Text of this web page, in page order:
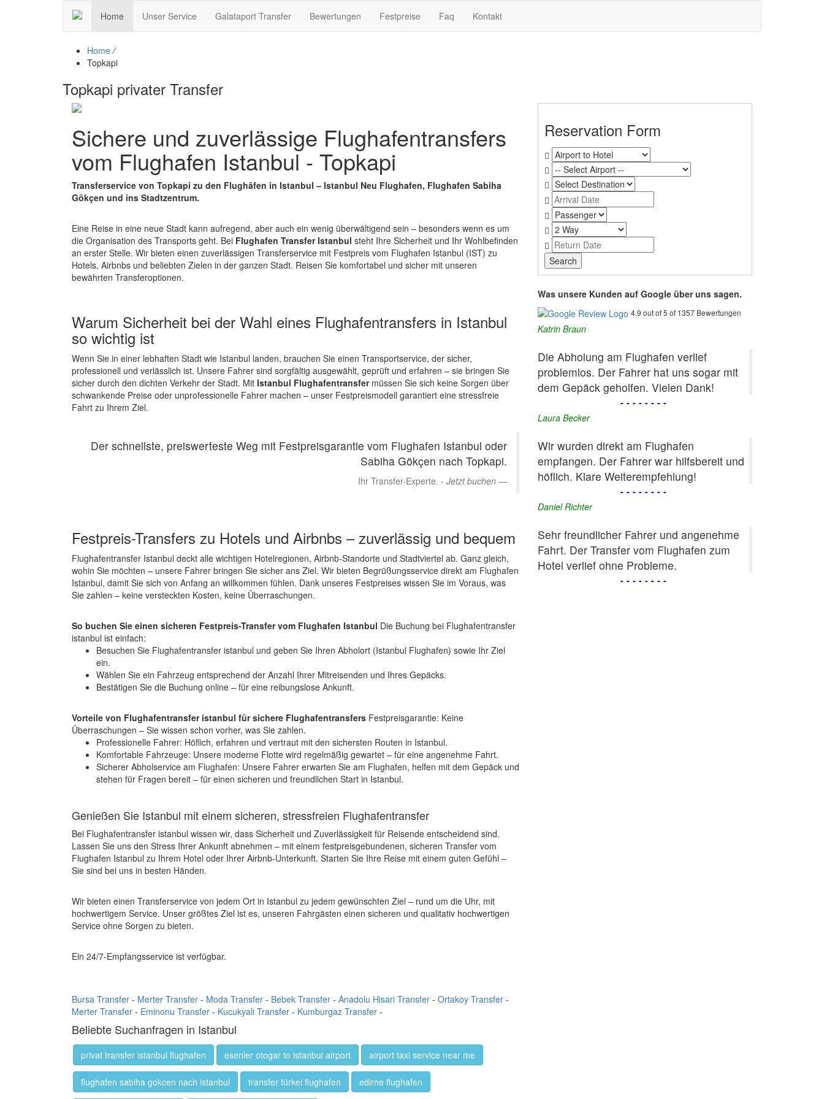
Home Unser Service Galataport Transfer Bewertungen Festpreise Faq Kontakt
Home /
Topkapi
Topkapi privater Transfer
Sichere und zuverlässige Flughafentransfers
vom Flughafen Istanbul - Topkapi
Transferservice von Topkapi zu den Flughäfen in Istanbul – Istanbul Neu Flughafen, Flughafen Sabiha
Gökçen und ins Stadtzentrum.
Eine Reise in eine neue Stadt kann aufregend, aber auch ein wenig überwältigend sein – besonders wenn es um
die Organisation des Transports geht. Bei Flughafen Transfer Istanbul steht Ihre Sicherheit und Ihr Wohlbefinden
an erster Stelle. Wir bieten einen zuverlässigen Transferservice mit Festpreis vom Flughafen Istanbul (IST) zu
Hotels, Airbnbs und beliebten Zielen in der ganzen Stadt. Reisen Sie komfortabel und sicher mit unseren
bewährten Transferoptionen.
Warum Sicherheit bei der Wahl eines Flughafentransfers in Istanbul
so wichtig ist
Wenn Sie in einer lebhaften Stadt wie Istanbul landen, brauchen Sie einen Transportservice, der sicher,
professionell und verlässlich ist. Unsere Fahrer sind sorgfältig ausgewählt, geprüft und erfahren – sie bringen Sie
sicher durch den dichten Verkehr der Stadt. Mit Istanbul Flughafentransfermüssen Sie sich keine Sorgen über
schwankende Preise oder unprofessionelle Fahrer machen – unser Festpreismodell garantiert eine stressfreie
Fahrt zu Ihrem Ziel.
Der schnellste, preiswerteste Weg mit Festpreisgarantie vom Flughafen Istanbul oder
Sabiha Gökçen nach Topkapi.
Ihr Transfer-Experte. - Jetzt buchen
Festpreis-Transfers zu Hotels und Airbnbs – zuverlässig und bequem
Flughafentransfer Istanbul deckt alle wichtigen Hotelregionen, Airbnb-Standorte und Stadtviertel ab. Ganz gleich,
wohin Sie möchten – unsere Fahrer bringen Sie sicher ans Ziel. Wir bieten Begrüßungsservice direkt am Flughafen
Istanbul, damit Sie sich von Anfang an willkommen fühlen. Dank unseres Festpreises wissen Sie im Voraus, was
Sie zahlen – keine versteckten Kosten, keine Überraschungen.
So buchen Sie einen sicheren Festpreis-Transfer vom Flughafen Istanbul Die Buchung bei Flughafentransfer
istanbul ist einfach:
Besuchen Sie Flughafentransfer istanbul und geben Sie Ihren Abholort (Istanbul Flughafen) sowie Ihr Ziel
ein.
Wählen Sie ein Fahrzeug entsprechend der Anzahl Ihrer Mitreisenden und Ihres Gepäcks.
Bestätigen Sie die Buchung online – für eine reibungslose Ankunft.
Vorteile von Flughafentransfer istanbul für sichere Flughafentransfers Festpreisgarantie: Keine
Überraschungen – Sie wissen schon vorher, was Sie zahlen.
Professionelle Fahrer: Höflich, erfahren und vertraut mit den sichersten Routen in Istanbul.
Komfortable Fahrzeuge: Unsere moderne Flotte wird regelmäßig gewartet – für eine angenehme Fahrt.
Sicherer Abholservice am Flughafen: Unsere Fahrer erwarten Sie am Flughafen, helfen mit dem Gepäck und
stehen für Fragen bereit – für einen sicheren und freundlichen Start in Istanbul.
Genießen Sie Istanbul mit einem sicheren, stressfreien Flughafentransfer
Bei Flughafentransfer istanbul wissen wir, dass Sicherheit und Zuverlässigkeit für Reisende entscheidend sind.
Lassen Sie uns den Stress Ihrer Ankunft abnehmen – mit einem festpreisgebundenen, sicheren Transfer vom
Flughafen Istanbul zu Ihrem Hotel oder Ihrer Airbnb-Unterkunft. Starten Sie Ihre Reise mit einem guten Gefühl –
Sie sind bei uns in besten Händen.
Wir bieten einen Transferservice von jedem Ort in Istanbul zu jedem gewünschten Ziel – rund um die Uhr, mit
hochwertigem Service. Unser größtes Ziel ist es, unseren Fahrgästen einen sicheren und qualitativ hochwertigen
Service ohne Sorgen zu bieten.
Ein 24/7-Empfangsservice ist verfügbar.
Bursa Transfer - Merter Transfer - Moda Transfer - Bebek Transfer - Anadolu Hisari Transfer - Ortakoy Transfer -
Merter Transfer - Eminonu Transfer - Kucukyali Transfer - Kumburgaz Transfer -
Beliebte Suchanfragen in Istanbul
privat transfer istanbul flughafen esenler otogar to istanbul airport airport taxi service near me
flughafen sabiha gokcen nach istanbul transfer türkei flughafen edirne flughafen
Reservation Form
Was unsere Kunden auf Google über uns sagen.
4.9 out of 5 of 1357 Bewertungen
Katrin Braun
Die Abholung am Flughafen verlief
problemlos. Der Fahrer hat uns sogar mit
dem Gepäck geholfen. Vielen Dank!
--------
Laura Becker
Wir wurden direkt am Flughafen
empfangen. Der Fahrer war hilfsbereit und
höflich. Klare Weiterempfehlung!
--------
Daniel Richter
Sehr freundlicher Fahrer und angenehme
Fahrt. Der Transfer vom Flughafen zum
Hotel verlief ohne Probleme.
--------